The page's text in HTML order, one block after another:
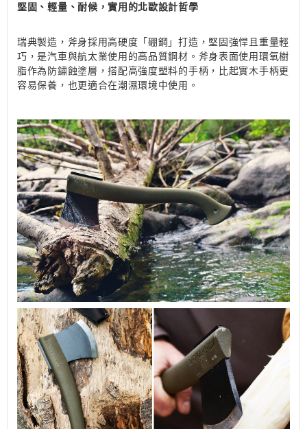
堅固、輕量、耐候，實用的北歐設計哲學
瑞典製造，斧身採用高硬度「硼鋼」打造，堅固強悍且重量輕
巧，是汽車與航太業使用的高品質鋼材。斧身表面使用環氧樹
脂作為防鏽蝕塗層，搭配高強度塑料的手柄，比起實木手柄更
容易保養，也更適合在潮濕環境中使用。